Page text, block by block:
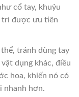
cổ tay, khuỷu
trí được ưu tiên
tránh dùng tay
dụng khác, điều
hoa, khiến nó có
nhanh hơn.